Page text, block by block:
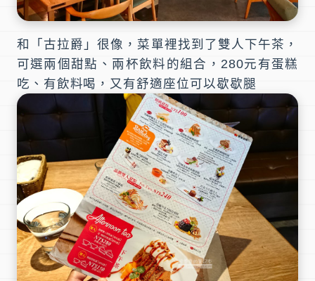
和「古拉爵 」很像，菜單裡找到了雙人下午茶 ，
可選兩個甜點、兩杯飲料的組合，280元有蛋糕
吃、有飲料喝，又有舒適座位可以歇歇腿